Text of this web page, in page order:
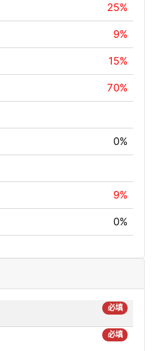
25%
9%
15%
70%
0%
9%
0%
必填
必填